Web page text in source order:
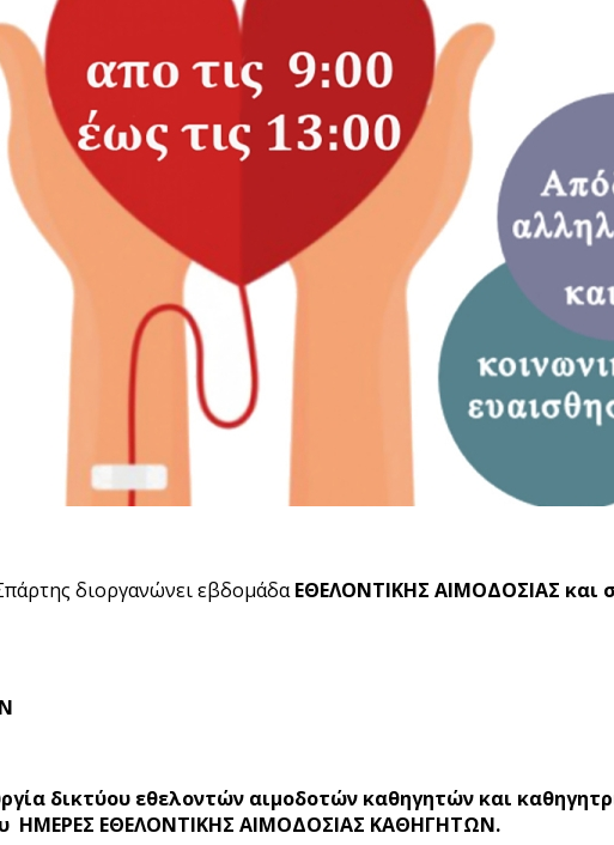
διοργανώνει εβδομάδαΕΘΕΛΟΝΤΙΚΗΣ ΑΙΜΟΔΟΣΙΑΣ και
δικτύου εθελοντών αιμοδοτών καθηγητών και
ΗΜΕΡΕΣ ΕΘΕΛΟΝΤΙΚΗΣ ΑΙΜΟΔΟΣΙΑΣ ΚΑΘΗΓΗΤΩΝ.